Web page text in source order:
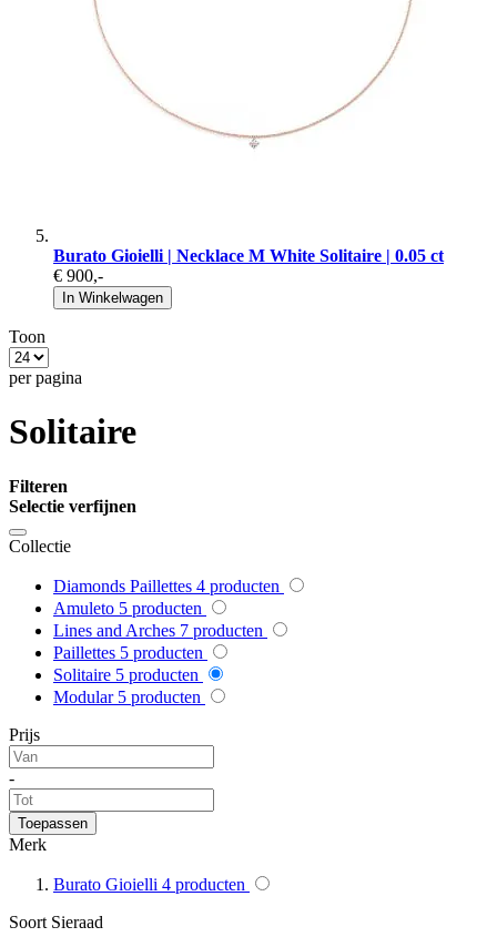
Burato Gioielli | Necklace M White Solitaire | 0.05 ct
€ 900,-
In Winkelwagen
Toon
per pagina
Solitaire
Filteren
Selectie verfijnen
Collectie
Diamonds Paillettes 4 producten
Amuleto 5 producten
Lines and Arches 7 producten
Paillettes 5 producten
Solitaire 5 producten
Modular 5 producten
Prijs
-
Toepassen
Merk
Burato Gioielli 4 producten
Soort Sieraad